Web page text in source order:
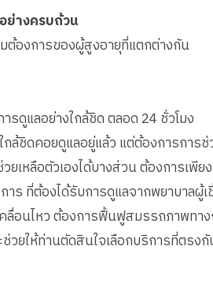
ย่างครบถ้วน
ต้องการของผู้สูงอายุที่แตกต่างกัน
ดูแลอย่างใกล้ชิด ตลอด 24 ชั่วโมง
ดคอยดูแลอยู่แล้ว แต่ต้องการการช่ว
เหลือตัวเองได้บางส่วน ต้องการเพีย
ร ที่ต้องได้รับการดูแลจากพยาบาลผู้
ลื่อนไหว ต้องการฟื้นฟูสมรรถภาพทาง
วยให้ท่านตัดสินใจเลือกบริการที่ตร